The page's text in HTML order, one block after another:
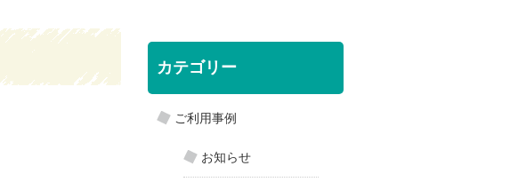
カテゴリー
ご利用事例
お知らせ